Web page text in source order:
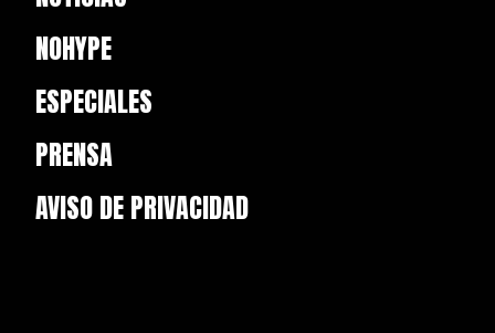
NOHYPE
ESPECIALES
PRENSA
AVISO DE PRIVACIDAD